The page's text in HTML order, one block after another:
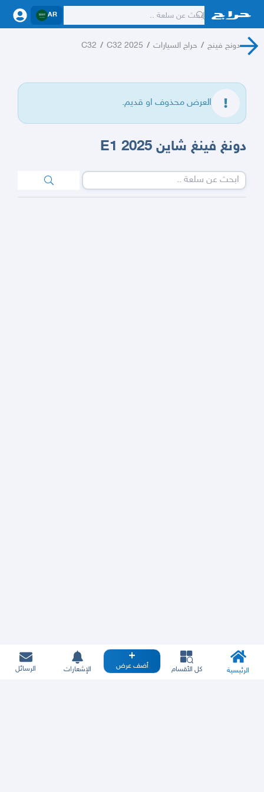
AR
دونج فينج / حراج السيارات /
C32 2025
/
C32
العرض محذوف او قديم.
دونغ فينغ شاين E1 2025
الرئيسية كل الأقسام أضف عرض الإشعارات الرسائل